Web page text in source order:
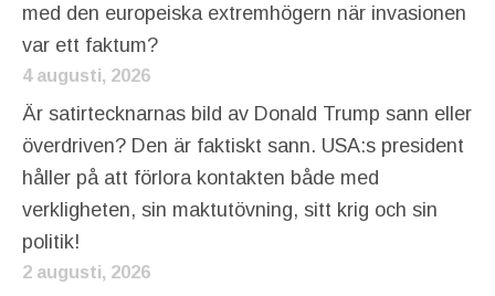
med den europeiska extremhögern när invasionen
var ett faktum?
4 augusti, 2026
Är satirtecknarnas bild av Donald Trump sann eller
överdriven? Den är faktiskt sann. USA:s president
håller på att förlora kontakten både med
verkligheten, sin maktutövning, sitt krig och sin
politik!
2 augusti, 2026